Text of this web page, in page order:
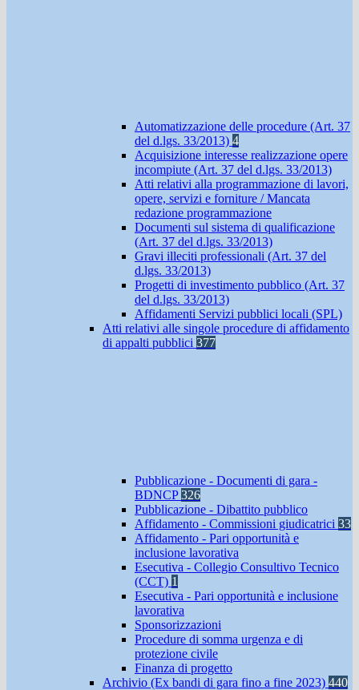
Automatizzazione delle procedure (Art. 37
del d.lgs. 33/2013) 4
Acquisizione interesse realizzazione opere
incompiute (Art. 37 del d.lgs. 33/2013)
Atti relativi alla programmazione di lavori,
opere, servizi e forniture / Mancata
redazione programmazione
Documenti sul sistema di qualificazione
(Art. 37 del d.lgs. 33/2013)
Gravi illeciti professionali (Art. 37 del
d.lgs. 33/2013)
Progetti di investimento pubblico (Art. 37
del d.lgs. 33/2013)
Affidamenti Servizi pubblici locali (SPL)
Atti relativi alle singole procedure di affidamento
di appalti pubblici 377
Pubblicazione - Documenti di gara -
BDNCP326
Pubblicazione - Dibattito pubblico
Affidamento - Commissioni giudicatrici 33
Affidamento - Pari opportunità e
inclusione lavorativa
Esecutiva - Collegio Consultivo Tecnico
(CCT) 1
Esecutiva - Pari opportunità e inclusione
lavorativa
Sponsorizzazioni
Procedure di somma urgenza e di
protezione civile
Finanza di progetto
Archivio (Ex bandi di gara fino a fine 2023) 440